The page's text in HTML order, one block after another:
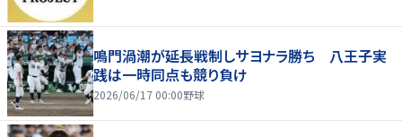
鳴門渦潮が延長戦制しサヨナラ勝ち 八王子実
践は一時同点も競り負け
2026/06/17 00:00野球